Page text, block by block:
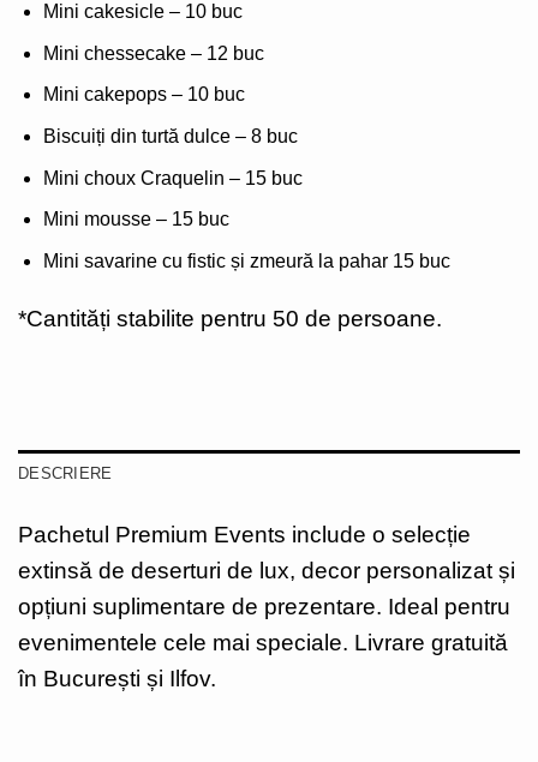
Mini cakesicle – 10 buc
Mini chessecake – 12 buc
Mini cakepops – 10 buc
Biscuiți din turtă dulce – 8 buc
Mini choux Craquelin – 15 buc
Mini mousse – 15 buc
Mini savarine cu fistic și zmeură la pahar 15 buc
*Cantități stabilite pentru 50 de persoane.
DESCRIERE
Pachetul Premium Events include o selecție
extinsă de deserturi de lux, decor personalizat și
opțiuni suplimentare de prezentare. Ideal pentru
evenimentele cele mai speciale. Livrare gratuită
în București și Ilfov.